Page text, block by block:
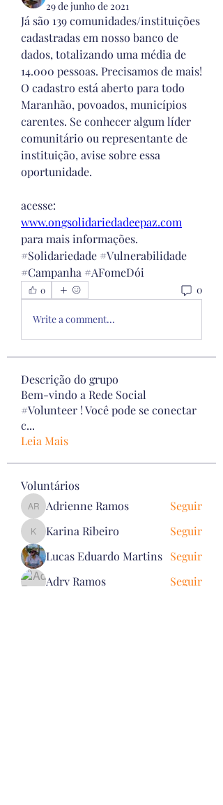
29 de junho de 2021
Já são 139 comunidades/instituições
cadastradas em nosso banco de
dados, totalizando uma média de
14.000 pessoas. Precisamos de mais!
O cadastro está aberto para todo
Maranhão, povoados, municípios
carentes. Se conhecer algum líder
comunitário ou representante de
instituição, avise sobre essa
oportunidade.
www.ongsolidariedadeepaz.com
para mais informações.
#Solidariedade #Vulnerabilidade
#Campanha #AFomeDói
0 0
Write a comment...
Descrição do grupo
Bem-vindo a Rede Social
#Volunteer ! Você pode se conectar
c...
Leia Mais
Voluntários
Adrienne Ramos
Adrienne Ramos Seguir
Karina Ribeiro
Karina Ribeiro
Seguir
Lucas Eduardo Martins Seguir
Adry Ramos
Seguir